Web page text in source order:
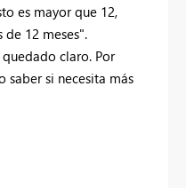
es mayor que 12,
12 meses".
claro. Por
saber si necesita más